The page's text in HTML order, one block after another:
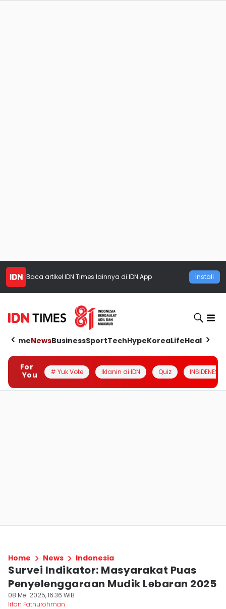
Baca artikel IDN Times lainnya di IDN App Install
HomeNewsBusinessSportTechHypeKoreaLifeHealth
For
You
# Yuk Vote Iklanin di IDN Quiz INSIDENESIA
Home News Indonesia
Survei Indikator: Masyarakat Puas
Penyelenggaraan Mudik Lebaran 2025
08 Mei 2025, 16:36 WIB
Irfan Fathurohman